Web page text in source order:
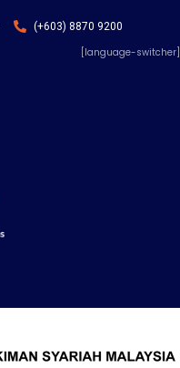
(+603) 8870 9200
[language-switcher]